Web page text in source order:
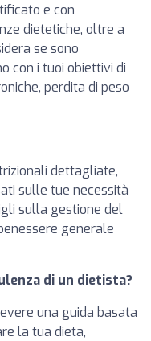
e con
dietetiche, oltre a
se sono
con i tuoi obiettivi di
perdita di peso
dettagliate,
sulle tue necessità
sulla gestione del
generale
di un dietista?
una guida basata
la tua dieta,